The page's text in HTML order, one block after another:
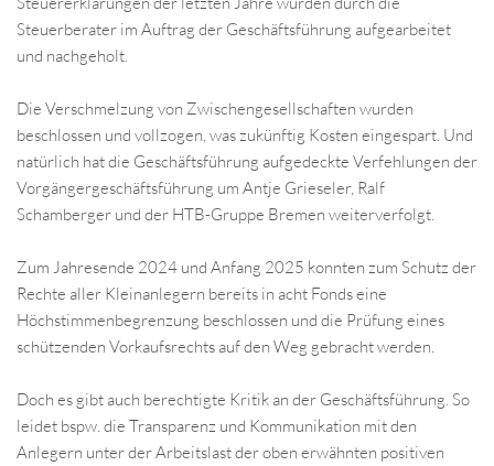
Steuerberater im Auftrag der Geschäftsführung aufgearbeitet
und nachgeholt.
Die Verschmelzung von Zwischengesellschaften wurden
beschlossen und vollzogen, was zukünftig Kosten eingespart. Und
natürlich hat die Geschäftsführung aufgedeckte Verfehlungen der
Vorgängergeschäftsführung um Antje Grieseler, Ralf
Schamberger und der HTB-Gruppe Bremen weiterverfolgt.
Zum Jahresende 2024 und Anfang 2025 konnten zum Schutz der
Rechte aller Kleinanlegern bereits in acht Fonds eine
Höchstimmenbegrenzung beschlossen und die Prüfung eines
schützenden Vorkaufsrechts auf den Weg gebracht werden.
Doch es gibt auch berechtigte Kritik an der Geschäftsführung. So
leidet bspw. die Transparenz und Kommunikation mit den
Anlegern unter der Arbeitslast der oben erwähnten positiven